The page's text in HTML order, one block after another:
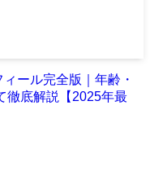
ール完全版｜年齢・
徹底解説【2025年最